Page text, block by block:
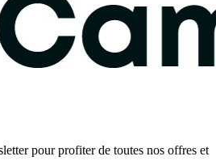
pour profiter de toutes nos offres et